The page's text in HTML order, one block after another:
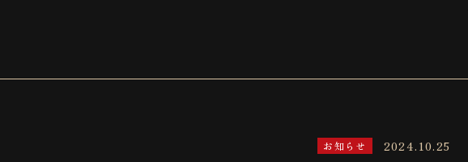
お知らせ 2024.10.25